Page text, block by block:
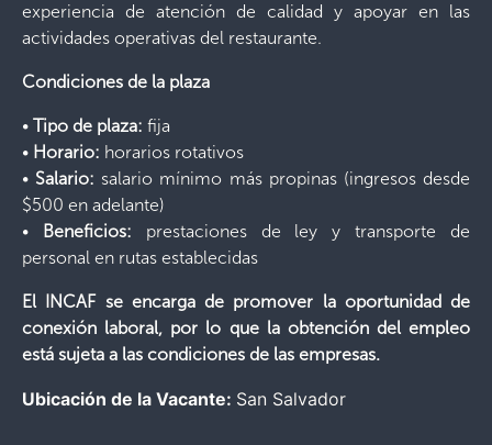
experiencia de atención de calidad y apoyar en las
actividades operativas del restaurante.
Condiciones de la plaza
• Tipo de plaza: fija
• Horario: horarios rotativos
• Salario: salario mínimo más propinas (ingresos desde
$500 en adelante)
• Beneficios: prestaciones de ley y transporte de
personal en rutas establecidas
El INCAF se encarga de promover la oportunidad de
conexión laboral, por lo que la obtención del empleo
está sujeta a las condiciones de las empresas.
Ubicación de la Vacante: San Salvador